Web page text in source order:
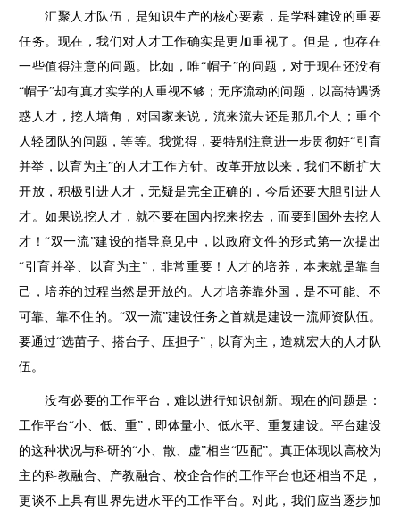
汇聚人才队伍，是知识生产的核心要素，是学科建设的重要
任务。现在，我们对人才工作确实是更加重视了。但是，也存在
一些值得注意的问题。比如，唯“帽子”的问题，对于现在还没有
“帽子”却有真才实学的人重视不够；无序流动的问题，以高待遇诱
惑人才，挖人墙角，对国家来说，流来流去还是那几个人；重个
人轻团队的问题，等等。我觉得，要特别注意进一步贯彻好“引育
并举，以育为主”的人才工作方针。改革开放以来，我们不断扩大
开放，积极引进人才，无疑是完全正确的，今后还要大胆引进人
才。如果说挖人才，就不要在国内挖来挖去，而要到国外去挖人
才！“双一流”建设的指导意见中，以政府文件的形式第一次提出
“引育并举、以育为主”，非常重要！人才的培养，本来就是靠自
己，培养的过程当然是开放的。人才培养靠外国，是不可能、不
可靠、靠不住的。“双一流”建设任务之首就是建设一流师资队伍。
要通过“选苗子、搭台子、压担子”，以育为主，造就宏大的人才队
伍。
没有必要的工作平台，难以进行知识创新。现在的问题是：
工作平台“小、低、重”，即体量小、低水平、重复建设。平台建设
的这种状况与科研的“小、散、虚”相当“匹配”。真正体现以高校为
主的科教融合、产教融合、校企合作的工作平台也还相当不足，
更谈不上具有世界先进水平的工作平台。对此，我们应当逐步加